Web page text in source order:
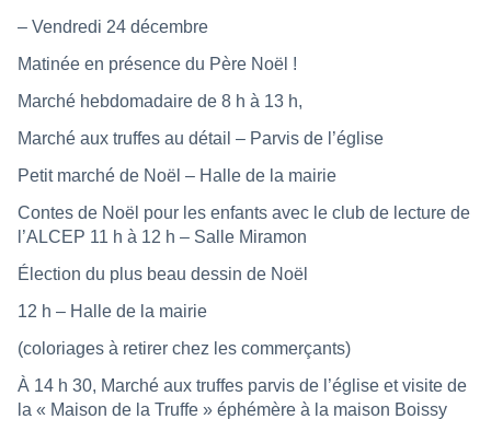
– Vendredi 24 décembre
Matinée en présence du Père Noël !
Marché hebdomadaire de 8 h à 13 h,
Marché aux truffes au détail – Parvis de l’église
Petit marché de Noël – Halle de la mairie
Contes de Noël pour les enfants avec le club de lecture de
l’ALCEP 11 h à 12 h – Salle Miramon
Élection du plus beau dessin de Noël
12 h – Halle de la mairie
(coloriages à retirer chez les commerçants)
À 14 h 30, Marché aux truffes parvis de l’église et visite de
la « Maison de la Truffe » éphémère à la maison Boissy